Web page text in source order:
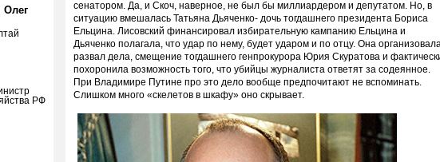
Олег
РФ
сенатором. Да, и Скоч, наверное, не был бы миллиардером и депутатом. Но, в
ситуацию вмешалась Татьяна Дьяченко- дочь тогдашнего президента Бориса
Ельцина. Лисовский финансировал избирательную кампанию Ельцина и
Дьяченко полагала, что удар по нему, будет ударом и по отцу. Она
развал дела, смещение тогдашнего генпрокурора Юрия Скуратова и
похоронила возможность того, что убийцы журналиста ответят за содеянное.
При Владимире Путине про это дело вообще предпочитают не вспоминать.
Слишком много «скелетов в шкафу» оно скрывает.